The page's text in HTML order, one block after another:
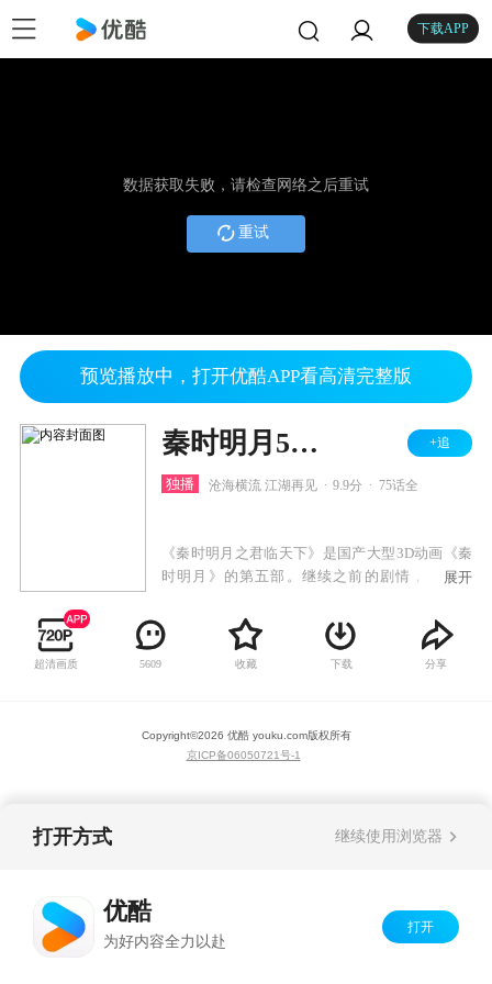
下载APP
数据获取失败，请检查网络之后重试
重试
预览播放中，打开优酷APP看高清完整版
秦时明月5君临天下 +追
独播 沧海横流 江湖再见 9.9分 75话全
《秦时明月之君临天下》是国产大型3D动画《秦
时明月》的第五部。继续之前的剧情，第五部
儒、蜃楼东渡……等一系列历史故事。
展开
超清画质 5609 收藏 下载 分享
Copyright©2026 优酷 youku.com版权所有
京ICP备06050721号-1
打开方式 继续使用浏览器
优酷
为好内容全力以赴
打开